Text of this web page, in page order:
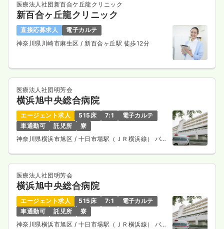
医療法人社団新百合ケ丘龍クリニック
新百合ヶ丘龍クリニック
直接応募求人
電子カルテ
神奈川県川崎市麻生区 / 新百合ヶ丘駅 徒歩12分
医療法人社団明芳会
横浜旭中央総合病院
エージェント求人 515床 7:1
電子カルテ
車通勤可
託児所
寮
神奈川県横浜市旭区 / 十日市場駅（ＪＲ横浜線） バス
医療法人社団明芳会
横浜旭中央総合病院
エージェント求人 515床 7:1
電子カルテ
車通勤可
託児所
寮
神奈川県横浜市旭区 / 十日市場駅（ＪＲ横浜線） バス